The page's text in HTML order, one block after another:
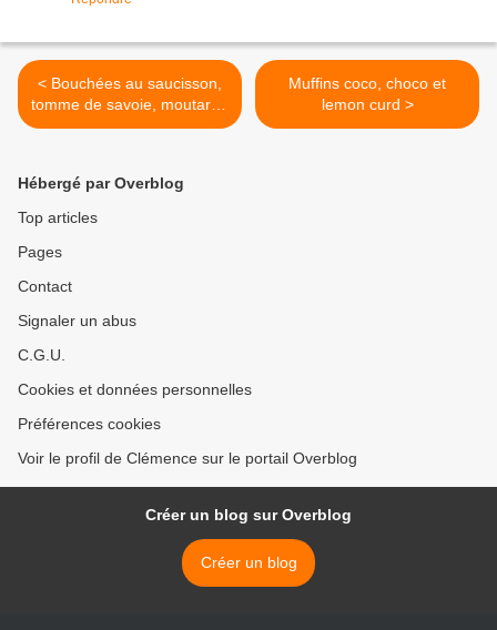
< Bouchées au saucisson,
tomme de savoie, moutarde
à l’ancienne
Muffins coco, choco et
lemon curd >
Hébergé par Overblog
Top articles
Pages
Contact
Signaler un abus
C.G.U.
Cookies et données personnelles
Préférences cookies
Voir le profil de Clémence sur le portail Overblog
Créer un blog sur Overblog
Créer un blog